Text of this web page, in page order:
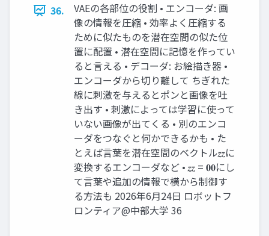
36.
VAEの各部位の役割 • エンコーダ: 画
像の情報を圧縮 • 効率よく圧縮する
ために似たものを潜在空間の似た位
置に配置 • 潜在空間に記憶を作ってい
ると言える • デコーダ: お絵描き器 •
エンコーダから切り離して ちぎれた
線に刺激を与えるとポンと画像を吐
き出す • 刺激によっては学習に使って
いない画像が出てくる • 別のエンコ
ーダをつなぐと何かできるかも • た
とえば言葉を潜在空間のベクトル𝒛𝒛に
変換するエンコーダなど • 𝒛𝒛 = 𝟎𝟎にし
て言葉や追加の情報で横から制御す
る方法も 2026年6月24日 ロボットフ
ロンティア@中部大学 36